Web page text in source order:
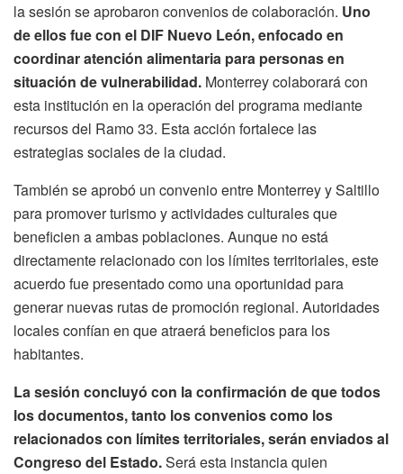
la sesión se aprobaron convenios de colaboración. Uno
de ellos fue con el DIF Nuevo León, enfocado en
coordinar atención alimentaria para personas en
situación de vulnerabilidad. Monterrey colaborará con
esta institución en la operación del programa mediante
recursos del Ramo 33. Esta acción fortalece las
estrategias sociales de la ciudad.
También se aprobó un convenio entre Monterrey y Saltillo
para promover turismo y actividades culturales que
beneficien a ambas poblaciones. Aunque no está
directamente relacionado con los límites territoriales, este
acuerdo fue presentado como una oportunidad para
generar nuevas rutas de promoción regional. Autoridades
locales confían en que atraerá beneficios para los
habitantes.
La sesión concluyó con la confirmación de que todos
los documentos, tanto los convenios como los
relacionados con límites territoriales, serán enviados al
Congreso del Estado.Será esta instancia quien